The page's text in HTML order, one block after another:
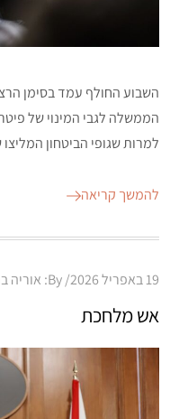
השבוע החולף עמד בסימן
הממשלה לגבי המינוי של
למרות שגופי הביטחון
להמשך קריאה
Posted
19 באפריל 2026 By: אוריה
אש מלחכת